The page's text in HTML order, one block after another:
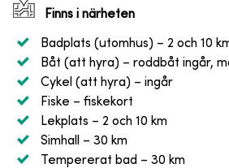
Finns i närheten
Badplats (utomhus) – 2 och 10
Båt (att hyra) – roddbåt ingår,
Cykel (att hyra) – ingår
Fiske – fiskekort
Lekplats – 2 och 10 km
Simhall
– 30 km
Tempererat bad – 30 km